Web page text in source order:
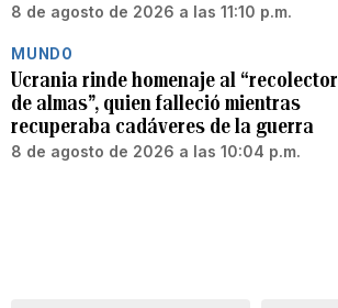
8 de agosto de 2026 a las 11:10 p.m.
MUNDO
Ucrania rinde homenaje al “recolector
de almas”, quien falleció mientras
recuperaba cadáveres de la guerra
8 de agosto de 2026 a las 10:04 p.m.